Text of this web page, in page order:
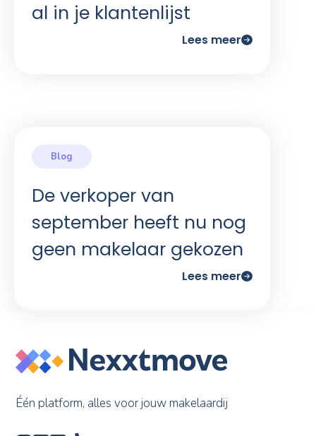
al in je klantenlijst
Lees meer
De verkoper van
september heeft nu nog
geen makelaar gekozen
Lees meer
Één platform, alles voor jouw makelaardij